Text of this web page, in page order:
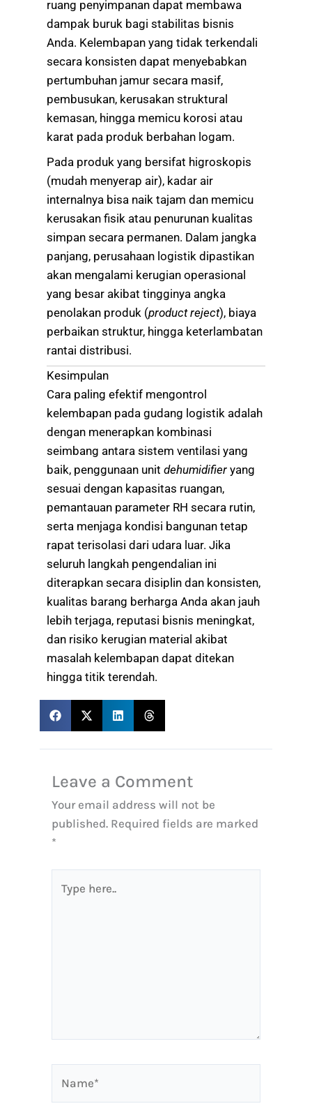
ruang penyimpanan dapat membawa
dampak buruk bagi stabilitas bisnis
Anda. Kelembapan yang tidak terkendali
secara konsisten dapat menyebabkan
pertumbuhan jamur secara masif,
pembusukan, kerusakan struktural
kemasan, hingga memicu korosi atau
karat pada produk berbahan logam.
Pada produk yang bersifat higroskopis
(mudah menyerap air), kadar air
internalnya bisa naik tajam dan memicu
kerusakan fisik atau penurunan kualitas
simpan secara permanen. Dalam jangka
panjang, perusahaan logistik dipastikan
akan mengalami kerugian operasional
yang besar akibat tingginya angka
penolakan produk (product reject), biaya
perbaikan struktur, hingga keterlambatan
rantai distribusi.
Kesimpulan
Cara paling efektif mengontrol
kelembapan pada gudang logistik adalah
dengan menerapkan kombinasi
seimbang antara sistem ventilasi yang
baik, penggunaan unit dehumidifier yang
sesuai dengan kapasitas ruangan,
pemantauan parameter RH secara rutin,
serta menjaga kondisi bangunan tetap
rapat terisolasi dari udara luar. Jika
seluruh langkah pengendalian ini
diterapkan secara disiplin dan konsisten,
kualitas barang berharga Anda akan jauh
lebih terjaga, reputasi bisnis meningkat,
dan risiko kerugian material akibat
masalah kelembapan dapat ditekan
hingga titik terendah.
Leave a Comment
Your email address will not be
published. Required fields are marked
*
here..